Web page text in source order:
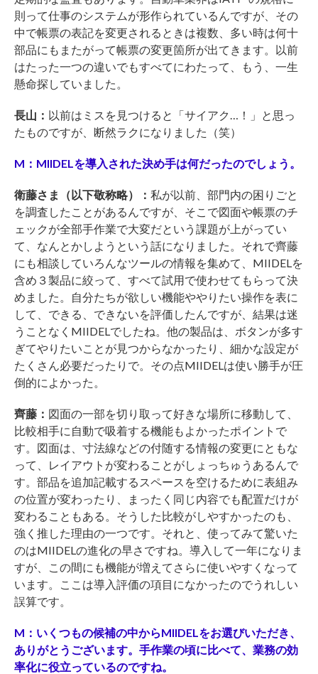
則って仕事のシステムが形作られているんですが、その
中で帳票の表記を変更されるときは複数、多い時は何十
部品にもまたがって帳票の変更箇所が出てきます。以前
はたった一つの違いでもすべてにわたって、もう、一生
懸命探していました。
長山： 以前はミスを見つけると「サイアク…！」と思っ
たものですが、断然ラクになりました（笑）
M：MIIDELを導入された決め手は何だったのでしょう。
衛藤さま（以下敬称略）： 私が以前、部門内の困りごと
を調査したことがあるんですが、そこで図面や帳票のチ
ェックが全部手作業で大変だという課題が上がってい
て、なんとかしようという話になりました。それで齊藤
にも相談していろんなツールの情報を集めて、MIIDELを
含め３製品に絞って、すべて試用で使わせてもらって決
めました。自分たちが欲しい機能ややりたい操作を表に
して、できる、できないを評価したんですが、結果は迷
うことなくMIIDELでしたね。他の製品は、ボタンが多す
ぎてやりたいことが見つからなかったり、細かな設定が
たくさん必要だったりで。その点MIIDELは使い勝手が圧
倒的によかった。
齊藤： 図面の一部を切り取って好きな場所に移動して、
比較相手に自動で吸着する機能もよかったポイントで
す。図面は、寸法線などの付随する情報の変更にともな
って、レイアウトが変わることがしょっちゅうあるんで
す。部品を追加記載するスペースを空けるために表組み
の位置が変わったり、まったく同じ内容でも配置だけが
変わることもある。そうした比較がしやすかったのも、
強く推した理由の一つです。それと、使ってみて驚いた
のはMIIDELの進化の早さですね。導入して一年になりま
すが、この間にも機能が増えてさらに使いやすくなって
います。ここは導入評価の項目になかったのでうれしい
誤算です。
M：いくつもの候補の中からMIIDELをお選びいただき、
ありがとうございます。手作業の頃に比べて、業務の効
率化に役立っているのですね。